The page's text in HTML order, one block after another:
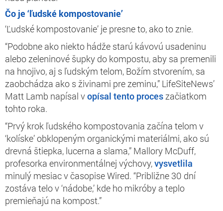
Čo je ‘ľudské kompostovanie’
‘Ľudské kompostovanie’ je presne to, ako to znie.
“Podobne ako niekto hádže starú kávovú usadeninu
alebo zeleninové šupky do kompostu, aby sa premenili
na hnojivo, aj s ľudským telom, Božím stvorením, sa
zaobchádza ako s živinami pre zeminu,” LifeSiteNews’
Matt Lamb napísal vopísal tento proceszačiatkom
tohto roka.
“Prvý krok ľudského kompostovania začína telom v
‘kolíske’ obklopeným organickými materiálmi, ako sú
drevná štiepka, lucerna a slama,” Mallory McDuff,
profesorka environmentálnej výchovy,vysvetlila
minulý mesiac v časopise Wired. “Približne 30 dní
zostáva telo v ‘nádobe,’ kde ho mikróby a teplo
premieňajú na kompost.”